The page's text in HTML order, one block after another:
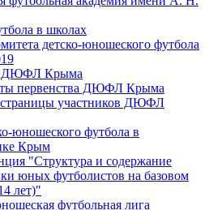
в школах
детско-юношеского футбола
ДЮФЛ Крыма
первенства ДЮФЛ Крыма
участников ДЮФЛ
юношеского футбола в
Крым
"Структура и содержание
юных футболистов на базовом
лет)"
футбольная лига